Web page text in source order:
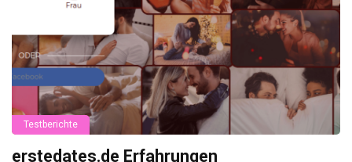
Testberichte
erstedates.de Erfahrungen